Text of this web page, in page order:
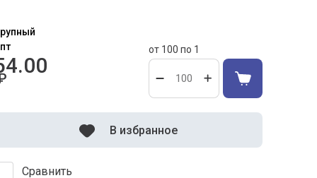
от 100 по 1
Сравнить
В избранное